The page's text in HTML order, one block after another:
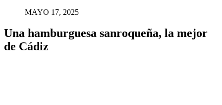
MAYO 17, 2025
Una hamburguesa sanroqueña, la mejor
de Cádiz